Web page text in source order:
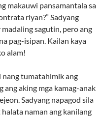
makauwi pansamantala sa
riyan?” Sadyang
sagutin, pero ang
pag-isipan. Kailan kaya
alam!
tumatahimik ang
aking mga kamag-anak
Sadyang napagod sila
naman ang kanilang